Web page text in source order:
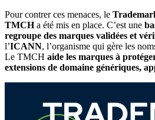
Pour contrer ces menaces, le
TMCHa été mis en place. C’est une
regroupe des marques validées et
l’ICANN, l’organisme qui gère les
Le TMCH aide les marques à
extensions de domaine génériques,